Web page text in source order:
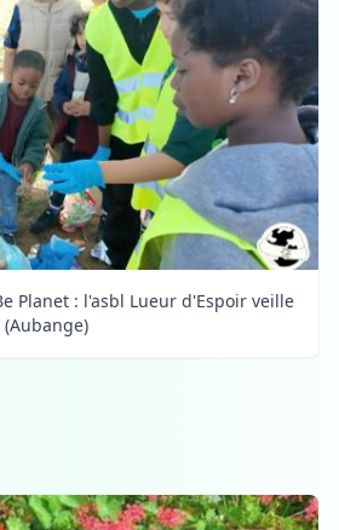
Planet : l'asbl Lueur d'Espoir veille